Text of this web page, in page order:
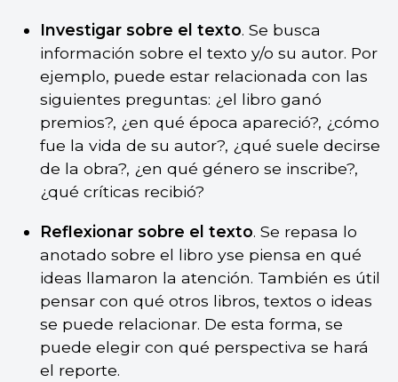
Investigar sobre el texto. Se busca
información sobre el texto y/o su autor. Por
ejemplo, puede estar relacionada con las
siguientes preguntas: ¿el libro ganó
premios?, ¿en qué época apareció?, ¿cómo
fue la vida de su autor?, ¿qué suele decirse
de la obra?, ¿en qué género se inscribe?,
¿qué críticas recibió?
Reflexionar sobre el texto. Se repasa lo
anotado sobre el libro yse piensa en qué
ideas llamaron la atención. También es útil
pensar con qué otros libros, textos o ideas
se puede relacionar. De esta forma, se
puede elegir con qué perspectiva se hará
el reporte.